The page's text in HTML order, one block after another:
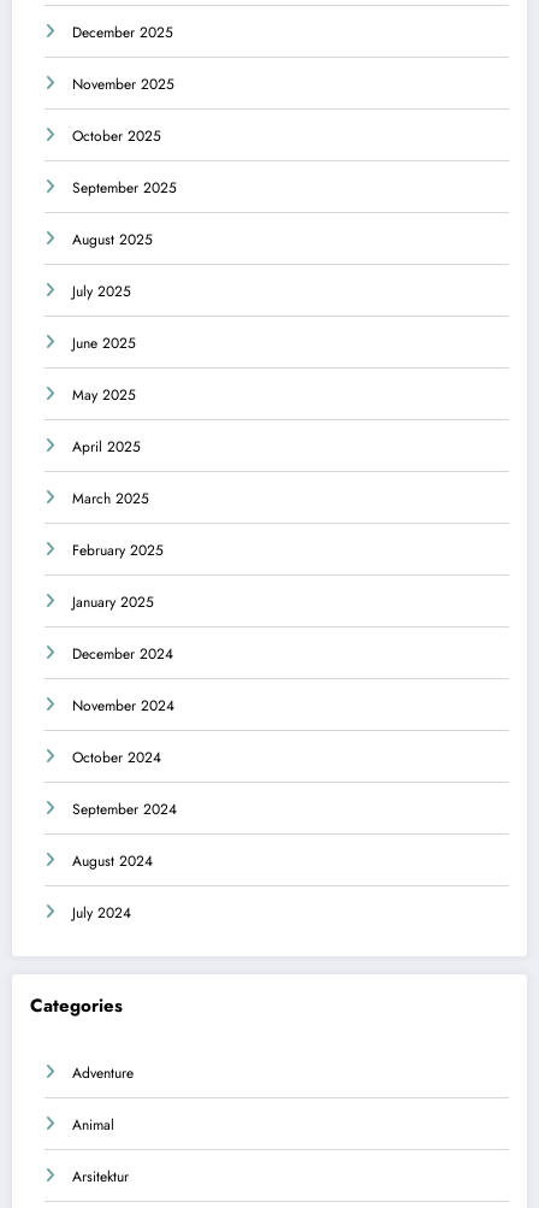
December 2025
November 2025
October 2025
September 2025
August 2025
July 2025
June 2025
May 2025
April 2025
March 2025
February 2025
January 2025
December 2024
November 2024
October 2024
September 2024
August 2024
July 2024
Categories
Adventure
Animal
Arsitektur